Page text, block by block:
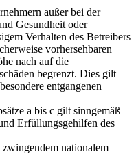
außer bei der
Gesundheit oder
Verhalten des Betreibers
vorhersehbaren
nach auf die
begrenzt. Dies gilt
entgangenen
a bis c gilt sinngemäß
Erfüllungsgehilfen des
nationalem